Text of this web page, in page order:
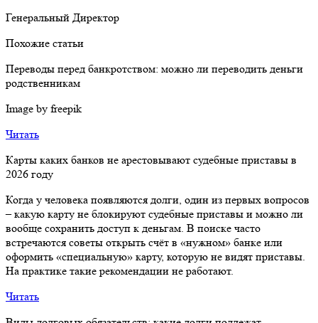
Генеральный Директор
Похожие статьи
Переводы перед банкротством: можно ли переводить деньги
родственникам
Image by freepik
Читать
Карты каких банков не арестовывают судебные приставы в
2026 году
Когда у человека появляются долги, один из первых вопросов
– какую карту не блокируют судебные приставы и можно ли
вообще сохранить доступ к деньгам. В поиске часто
встречаются советы открыть счёт в «нужном» банке или
оформить «специальную» карту, которую не видят приставы.
На практике такие рекомендации не работают.
Читать